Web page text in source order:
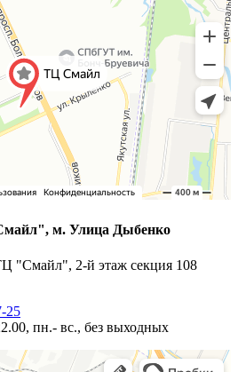
м. Улица Дыбенко
"Смайл", 2-й этаж секция 108
25
пн.- вс., без выходных